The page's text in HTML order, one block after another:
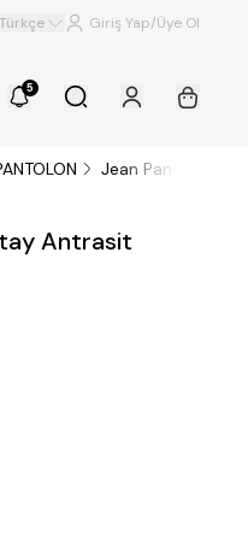
Türkçe Giriş Yap/Üye Ol
5
Jean Pantolon
Antrasit